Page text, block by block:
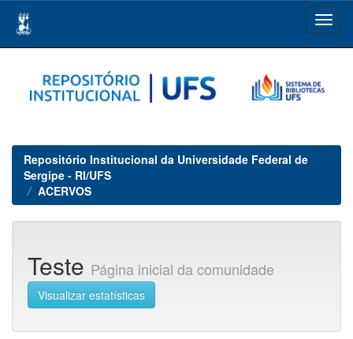
navigation
Repositório Institucional da Universidade Federal de
Sergipe - RI/UFS
ACERVOS
Teste Página inicial da comunidade
Visualizar estatísticas